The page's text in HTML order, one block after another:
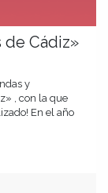
de Cádiz»
y
, con la que
En el año